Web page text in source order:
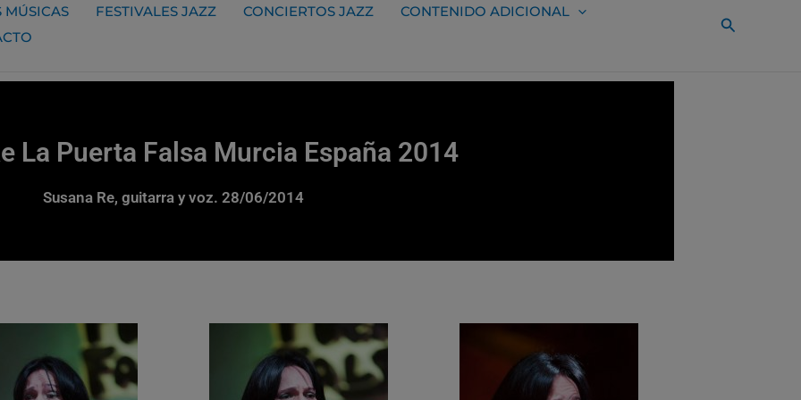
MÚSICAS FESTIVALES JAZZ CONCIERTOS JAZZ
CONTENIDO ADICIONAL
Buscar
La Puerta Falsa Murcia España 2014
Susana Re, guitarra y voz. 28/06/2014